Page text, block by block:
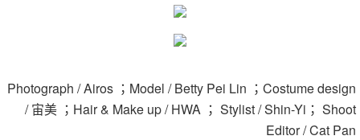
Photograph / Airos ；Model / Betty Pei Lin ；Costume design
/ 宙美 ；Hair & Make up / HWA ； Stylist / Shin-Yi； Shoot
Editor / Cat Pan